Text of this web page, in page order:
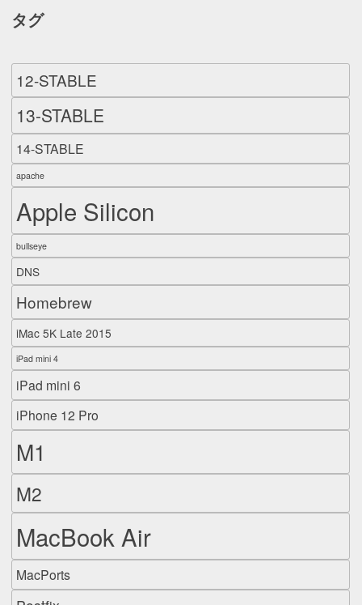
タグ
12-STABLE
13-STABLE
14-STABLE
apache
Apple Silicon
bullseye
DNS
Homebrew
iMac 5K Late 2015
iPad mini 4
iPad mini 6
iPhone 12 Pro
M1
M2
MacBook Air
MacPorts